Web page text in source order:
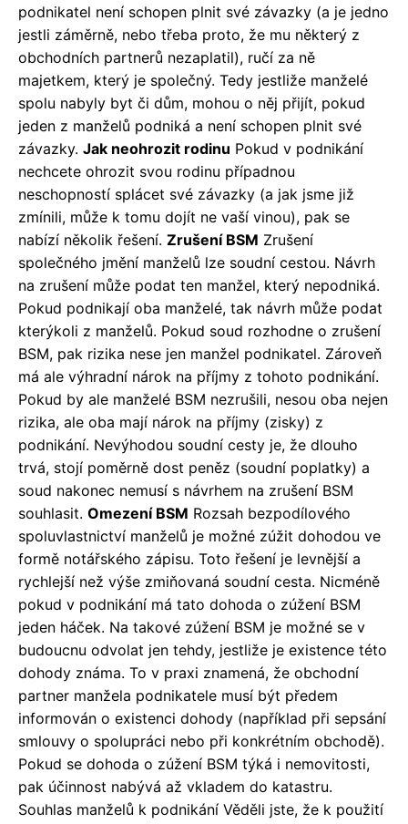
podnikatel není schopen plnit své závazky (a je jedno
jestli záměrně, nebo třeba proto, že mu některý z
obchodních partnerů nezaplatil), ručí za ně
majetkem, který je společný. Tedy jestliže manželé
spolu nabyly byt či dům, mohou o něj přijít, pokud
jeden z manželů podniká a není schopen plnit své
závazky. Jak neohrozit rodinu Pokud v podnikání
nechcete ohrozit svou rodinu případnou
neschopností splácet své závazky (a jak jsme již
zmínili, může k tomu dojít ne vaší vinou), pak se
nabízí několik řešení. Zrušení BSM Zrušení
společného jmění manželů lze soudní cestou. Návrh
na zrušení může podat ten manžel, který nepodniká.
Pokud podnikají oba manželé, tak návrh může podat
kterýkoli z manželů. Pokud soud rozhodne o zrušení
BSM, pak rizika nese jen manžel podnikatel. Zároveň
má ale výhradní nárok na příjmy z tohoto podnikání.
Pokud by ale manželé BSM nezrušili, nesou oba nejen
rizika, ale oba mají nárok na příjmy (zisky) z
podnikání. Nevýhodou soudní cesty je, že dlouho
trvá, stojí poměrně dost peněz (soudní poplatky) a
soud nakonec nemusí s návrhem na zrušení BSM
souhlasit. Omezení BSM Rozsah bezpodílového
spoluvlastnictví manželů je možné zúžit dohodou ve
formě notářského zápisu. Toto řešení je levnější a
rychlejší než výše zmiňovaná soudní cesta. Nicméně
pokud v podnikání má tato dohoda o zúžení BSM
jeden háček. Na takové zúžení BSM je možné se v
budoucnu odvolat jen tehdy, jestliže je existence této
dohody známa. To v praxi znamená, že obchodní
partner manžela podnikatele musí být předem
informován o existenci dohody (například při sepsání
smlouvy o spolupráci nebo při konkrétním obchodě).
Pokud se dohoda o zúžení BSM týká i nemovitosti,
pak účinnost nabývá až vkladem do katastru.
Souhlas manželů k podnikání Věděli jste, že k použití